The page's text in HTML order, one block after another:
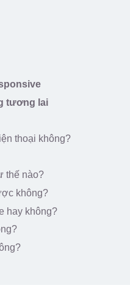
tương lai
thoại không?
thế nào?
không?
hay không?